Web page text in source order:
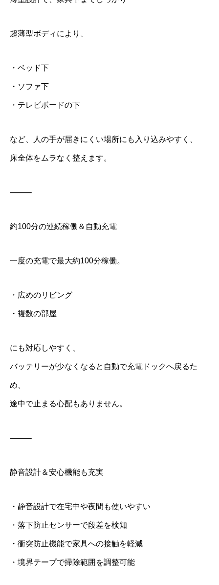
超薄型ボディにより、
・ベッド下
・ソファ下
・テレビボードの下
など、人の手が届きにくい場所にも入り込みやすく、
床全体をムラなく整えます。
⸻
約100分の連続稼働＆自動充電
一度の充電で最大約100分稼働。
・広めのリビング
・複数の部屋
にも対応しやすく、
バッテリーが少なくなると自動で充電ドックへ戻るた
め、
途中で止まる心配もありません。
⸻
静音設計＆安心機能も充実
・静音設計で在宅中や夜間も使いやすい
・落下防止センサーで段差を検知
・衝突防止機能で家具への接触を軽減
・境界テープで掃除範囲を調整可能